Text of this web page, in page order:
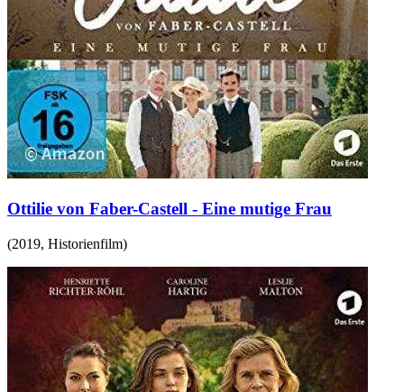
Ottilie von Faber-Castell - Eine mutige Frau
(2019, Historienfilm)